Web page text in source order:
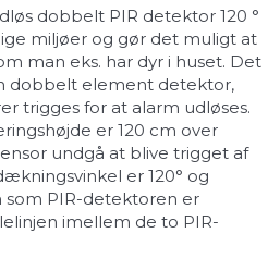
dobbelt PIR detektor 120 °
miljøer og gør det muligt at
man eks. har dyr i huset. Det
dobbelt element detektor,
trigges for at alarm udløses.
er 120 cm over
undgå at blive trigget af
er 120° og
som PIR-detektoren er
imellem de to PIR-